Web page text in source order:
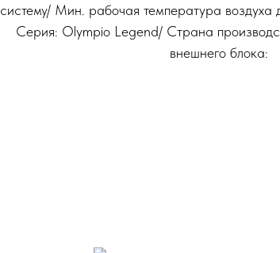
систему/ Мин. рабочая температура воздуха
Серия: Olympio Legend/ Страна
внешнего блока: